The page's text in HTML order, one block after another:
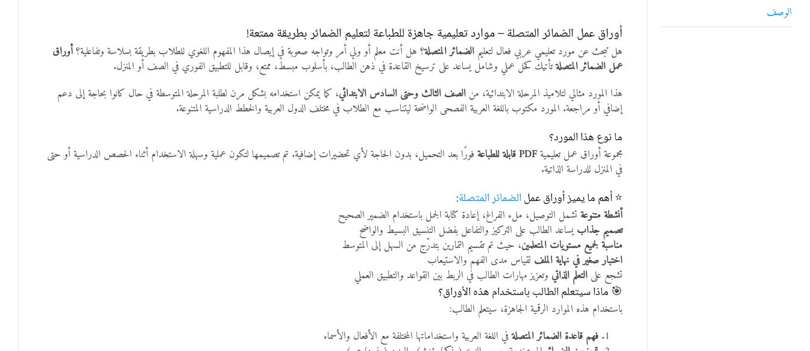
الوصف
أوراق عمل الضمائر المتصلة – موارد تعليمية جاهزة للطباعة لتعليم الضمائر بطريقة ممتعة!
هل تبحث عن مورد تعليمي عربي فعال لتعليم الضمائر المتصلة؟ هل أنت معلم أو ولي أمر وتواجه صعوبة في إيصال هذا المفهوم اللغوي للطلاب بطريقة بسلاسة وتفاعلية؟أوراق
عمل الضمائر المتصلةتأتيك كحل عملي وشامل يساعد على ترسيخ القاعدة في ذهن الطالب، بأسلوب مبسط، ممتع، وقابل للتطبيق الفوري في الصف أو المنزل.
هذا المورد مثالي لتلاميذ المرحلة الابتدائية، من الصف الثالث وحتى السادس الابتدائي، كما يمكن استخدامه بشكل مرن لطلبة المرحلة المتوسطة في حال كانوا بحاجة إلى دعم
إضافي أو مراجعة. المورد مكتوب باللغة العربية الفصحى الواضحة ليتناسب مع الطلاب في مختلف الدول العربية والخطط الدراسية المتنوعة.
ما نوع هذا المورد؟
مجموعة أوراق عمل تعليميةPDF قابلة للطباعة
فورًا بعد التحميل، بدون الحاجة لأي تحضيرات إضافية. تم تصميمها لتكون عملية وسهلة الاستخدام أثناء الحصص الدراسية أو حتى
في المنزل للدراسة الذاتية.
⭐ أهم ما يميز أوراق عملالضمائر المتصلة:
أنشطة متنوعة تشمل التوصيل، ملء الفراغ، إعادة كتابة الجمل باستخدام الضمير الصحيح
تصميم جذابيساعد الطالب على التركيز والتفاعل بفضل التنسيق البسيط والواضح
مناسبة لجميع مستويات المتعلمين، حيث تم تقسيم التمارين بتدرّج من السهل إلى المتوسط
اختبار صغير في نهاية الملف لقياس مدى الفهم والاستيعاب
تشجع على التعلم الذاتي وتعزيز مهارات الطالب في الربط بين القواعد والتطبيق العملي
🎯 ماذا سيتعلم الطالب باستخدام هذه الأوراق؟
باستخدام هذه الموارد الرقمية الجاهزة، سيتعلم الطالب:
فهم قاعدة الضمائر المتصلةفي اللغة العربية واستخداماتها المختلفة مع الأفعال والأسماء